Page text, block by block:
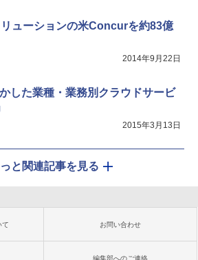
ューションの米Concurを約83億
2014年9月22日
した業種・業務別クラウドサービ
2015年3月13日
と関連記事を見る
て お問い合わせ
編集部へのご連絡